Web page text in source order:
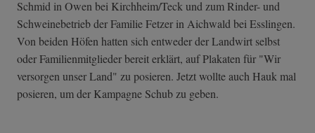
Schmid in Owen bei Kirchheim/Teck und zum Rinder- und
Schweinebetrieb der Familie Fetzer in Aichwald bei Esslingen.
Von beiden Höfen hatten sich entweder der Landwirt selbst
oder Familienmitglieder bereit erklärt, auf Plakaten für "Wir
versorgen unser Land" zu posieren. Jetzt wollte auch Hauk mal
posieren, um der Kampagne Schub zu geben.